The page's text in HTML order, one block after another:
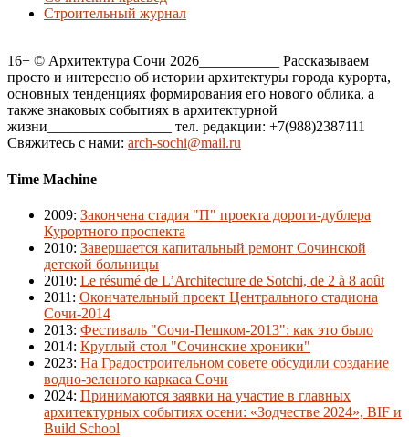
Строительный журнал
16+ © Архитектура Сочи 2026___________ Рассказываем
просто и интересно об истории архитектуры города курорта,
основных тенденциях формирования его нового облика, а
также знаковых событиях в архитектурной
жизни_________________ тел. редакции: +7(988)2387111
Свяжитесь с нами: arch-sochi@mail.ru
Time Machine
2009: Закончена стадия "П" проекта дороги-дублера
Курортного проспекта
2010: Завершается капитальный ремонт Сочинской
детской больницы
2010: Le résumé de L’Architecture de Sotchi, de 2 à 8 août
2011 : Окончательный проект Центрального стадиона
Сочи-2014
2013: Фестиваль "Сочи-Пешком-2013": как это было
2014: Круглый стол "Сочинские хроники"
2023: На Градостроительном совете обсудили создание
водно-зеленого каркаса Сочи
2024: Принимаются заявки на участие в главных
архитектурных событиях осени: «Зодчестве 2024», BIF и
Build School